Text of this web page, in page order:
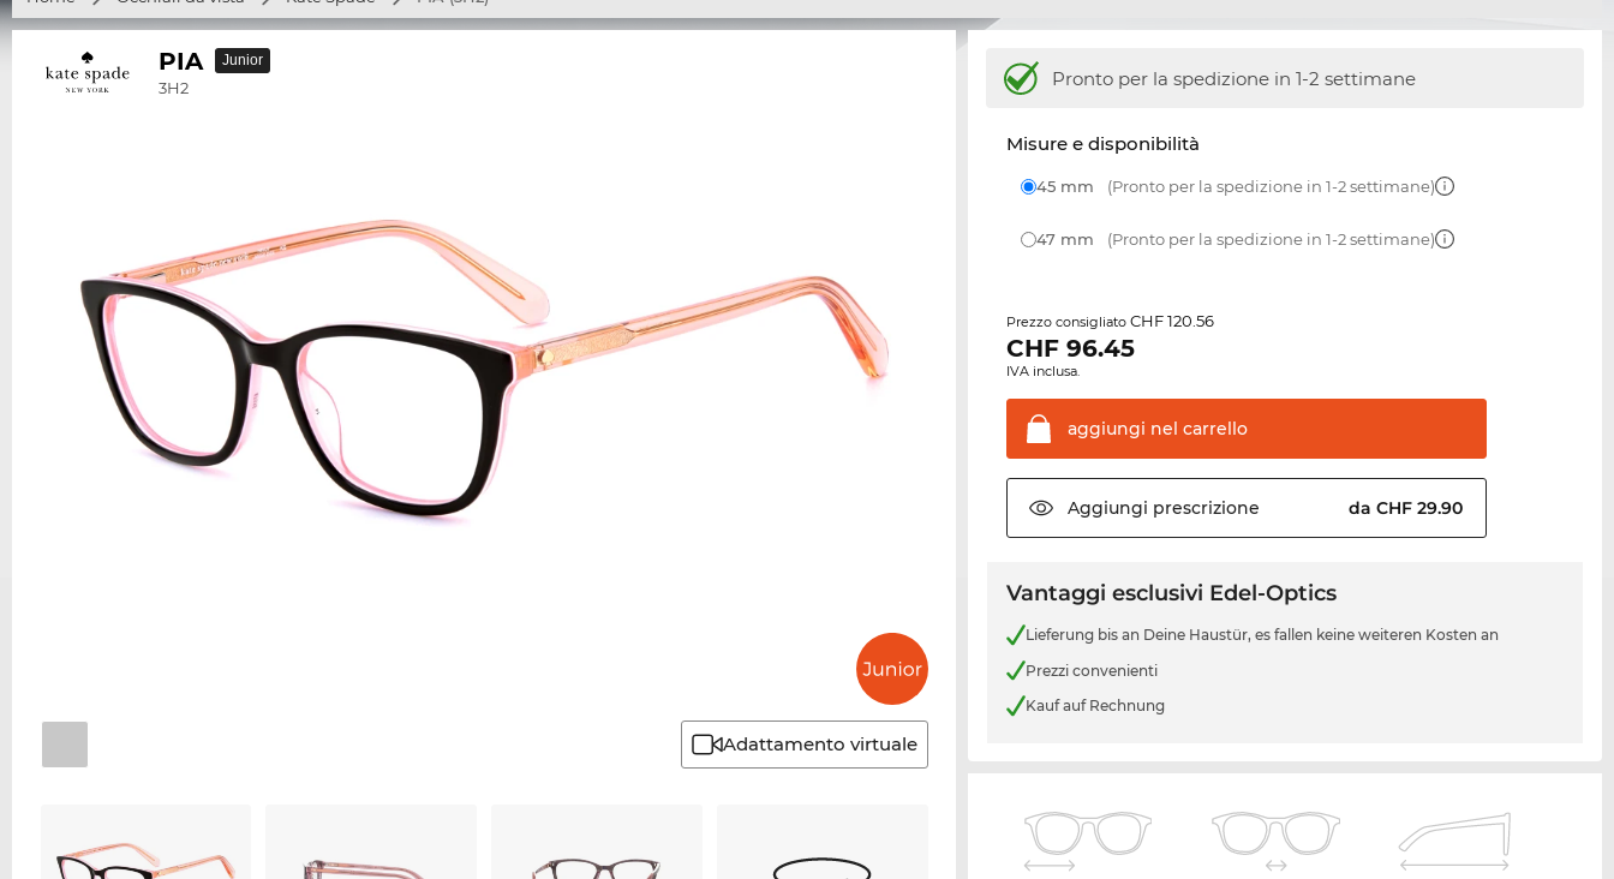
PIA
3H2
Junior
Adattamento virtuale
Pronto per la spedizione in 1-2 settimane
Misure e disponibilità
45 mm (Pronto per la spedizione in 1-2 settimane)
47 mm (Pronto per la spedizione in 1-2 settimane)
Prezzo consigliatoCHF 120.56
CHF96.45
IVA inclusa.
aggiungi nel carrello
Aggiungi prescrizione da CHF 29.90
Vantaggi esclusivi Edel-Optics
Lieferung bis an Deine Haustür, es fallen keine weiteren Kosten an
Prezzi convenienti
Kauf auf Rechnung